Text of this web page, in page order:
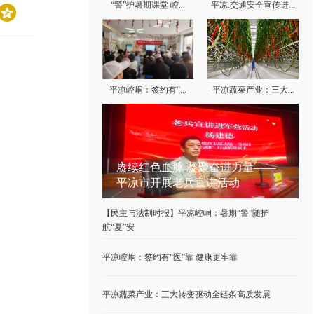
“警”护暑期课堂 崆... 平凉:交通安全宣传进...
平凉崆峒：签约有“... 平凉蔬菜产业：三大...
新闻资讯
赓续红色血脉 凝聚奋进力量——
平凉市开展老兵宣讲活动
【民主与法制时报】平凉崆峒：暑期“警”随护
航“夏”安
平凉崆峒：签约有“医”靠 健康更牢靠
平凉蔬菜产业：三大转变驱动全链条高质发展